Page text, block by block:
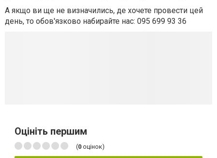
А якщо ви ще не визначились, де хочете провести цей
день, то обов'язково набирайте нас: 095 699 93 36
Оцініть першим
(0 оцінок)